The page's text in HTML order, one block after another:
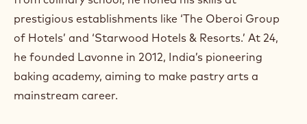
a
m
)
.
O
e
prestigious establishments like ‘The Oberoi Group
of Hotels’ and ‘Starwood Hotels & Resorts.’ At 24,
he founded Lavonne in 2012, India’s pioneering
baking academy, aiming to make pastry arts a
mainstream career.